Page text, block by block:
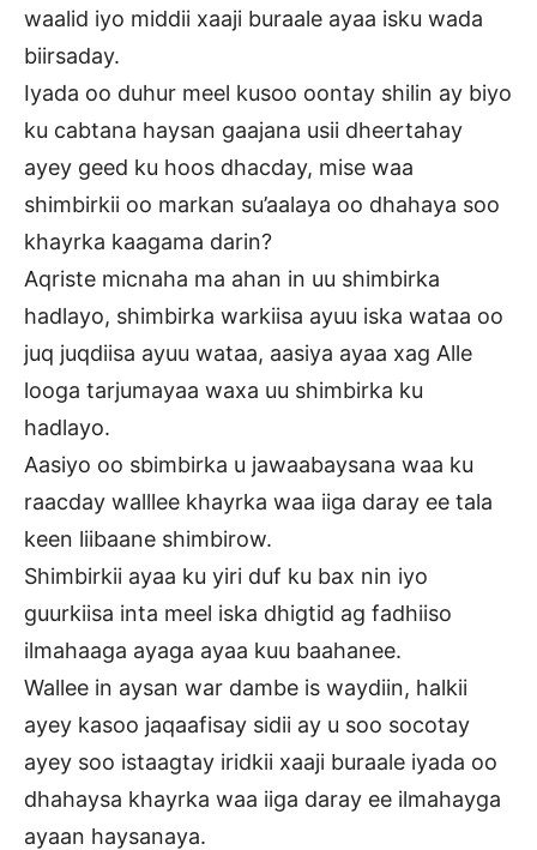
waalid iyo middii xaaji buraale ayaa isku wada
biirsaday.
Iyada oo duhur meel kusoo oontay shilin ay biyo
ku cabtana haysan gaajana usii dheertahay
ayey geed ku hoos dhacday, mise waa
shimbirkii oo markan su’aalaya oo dhahaya soo
khayrka kaagama darin?
Aqriste micnaha ma ahan in uu shimbirka
hadlayo, shimbirka warkiisa ayuu iska wataa oo
juq juqdiisa ayuu wataa, aasiya ayaa xag Alle
looga tarjumayaa waxa uu shimbirka ku
hadlayo.
Aasiyo oo sbimbirka u jawaabaysana waa ku
raacday walllee khayrka waa iiga daray ee tala
keen liibaane shimbirow.
Shimbirkii ayaa ku yiri duf ku bax nin iyo
guurkiisa inta meel iska dhigtid ag fadhiiso
ilmahaaga ayaga ayaa kuu baahanee.
Wallee in aysan war dambe is waydiin, halkii
ayey kasoo jaqaafisay sidii ay u soo socotay
ayey soo istaagtay iridkii xaaji buraale iyada oo
dhahaysa khayrka waa iiga daray ee ilmahayga
ayaan haysanaya.